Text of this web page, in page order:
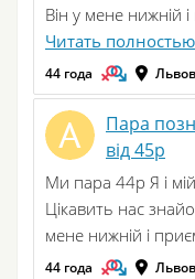
Він у мене нижній
Читать полностью
44 года Львов
Пара
від 45р
Ми пара 44р Я і
Цікавить нас
мене нижній і
44 года Львов